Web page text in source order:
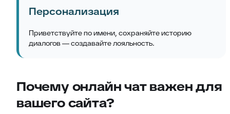
Персонализация
Приветствуйте по имени, сохраняйте историю
диалогов — создавайте лояльность.
Почему онлайн чат важен для
вашего сайта?